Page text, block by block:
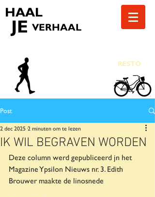
HAAL
JE VERHAAL
RESTO
Post
IK WIL BEGRAVEN WORDEN
2 dec 2025 2 minuten om te lezen
Deze column werd gepubliceerd jn het
Magazine Ypsilon Nieuws nr. 3. Edith
Brouwer maakte de linosnede